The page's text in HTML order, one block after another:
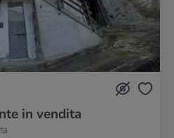
in vendita